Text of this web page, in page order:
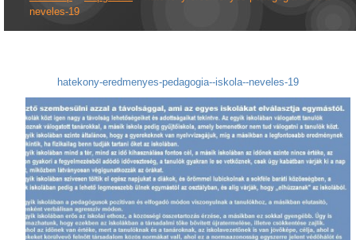
neveles-19
hatekony-eredmenyes-pedagogia--iskola--neveles-19